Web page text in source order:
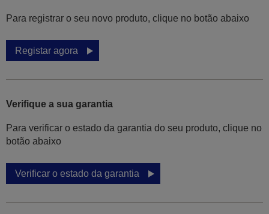
Para registrar o seu novo produto, clique no botão abaixo
Registar agora
Verifique a sua garantia
Para verificar o estado da garantia do seu produto, clique no
botão abaixo
Verificar o estado da garantia